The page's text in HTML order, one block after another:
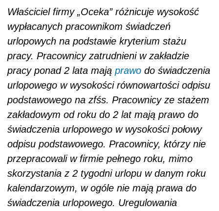
Właściciel firmy „Oceka” różnicuje wysokość
wypłacanych pracownikom świadczeń
urlopowych na podstawie kryterium stażu
pracy. Pracownicy zatrudnieni w zakładzie
pracy ponad 2 lata mają prawo do świadczenia
urlopowego w wysokości równowartości odpisu
podstawowego na zfśs. Pracownicy ze stażem
zakładowym od roku do 2 lat mają prawo do
świadczenia urlopowego w wysokości połowy
odpisu podstawowego. Pracownicy, którzy nie
przepracowali w firmie pełnego roku, mimo
skorzystania z 2 tygodni urlopu w danym roku
kalendarzowym, w ogóle nie mają prawa do
świadczenia urlopowego. Uregulowania